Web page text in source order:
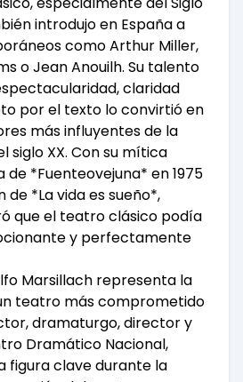
introdujo en España a
como Arthur Miller,
o Jean Anouilh. Su talento
claridad
por el texto lo convirtió en
más influyentes de la
siglo XX. Con su mítica
de *Fuenteovejuna* en 1975
*La vida es sueño*,
que el teatro clásico podía
y perfectamente
Marsillach representa la
teatro más comprometido
dramaturgo, director y
Dramático Nacional,
figura clave durante la